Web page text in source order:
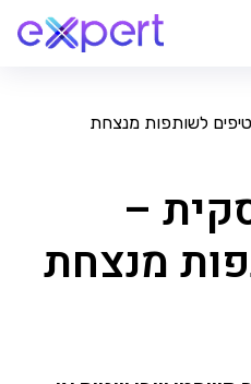
לשותפות מנצחת
–
מנצחת